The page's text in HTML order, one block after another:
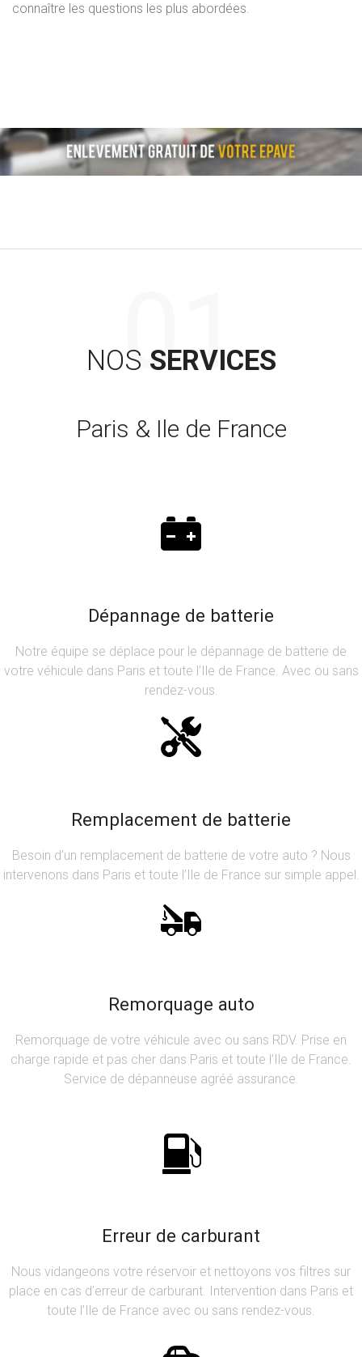
connaître les questions les plus abordées.
NOS SERVICES
Paris & Ile de France
Dépannage de batterie
Notre équipe se déplace pour le dépannage de batterie de
votre véhicule dans Paris et toute l’Ile de France. Avec ou sans
rendez-vous.
Remplacement de batterie
Besoin d’un remplacement de batterie de votre auto ? Nous
intervenons dans Paris et toute l’Ile de France sur simple appel.
Remorquage auto
Remorquage de votre véhicule avec ou sans RDV. Prise en
charge rapide et pas cher dans Paris et toute l’Ile de France.
Service de dépanneuse agréé assurance.
Erreur de carburant
Nous vidangeons votre réservoir et nettoyons vos filtres sur
place en cas d’erreur de carburant. Intervention dans Paris et
toute l’Ile de France avec ou sans rendez-vous.